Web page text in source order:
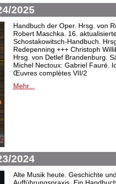
2025
Handbuch der Oper. Hrsg. von
Robert Maschka. 16.
Schostakowitsch-Handbuch.
Redepenning +++ Christoph
Hrsg. von Detlef Brandenburg.
Michel Nectoux: Gabriel Fauré.
Œuvres complètes VII/2
Mehr...
2024
Alte Musik heute. Geschichte